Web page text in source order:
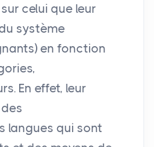
celui que leur
système
en fonction
En effet, leur
langues qui sont